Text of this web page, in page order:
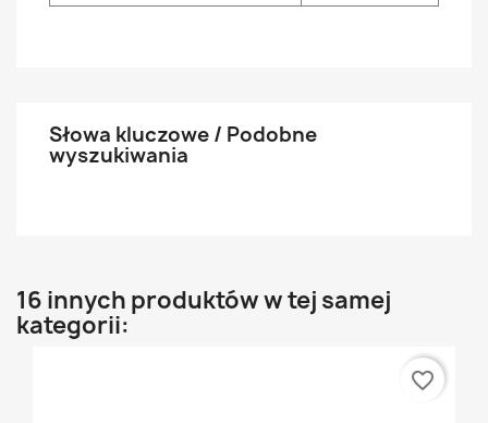
Słowa kluczowe / Podobne
wyszukiwania
16 innych produktów w tej samej
kategorii:
favorite_border